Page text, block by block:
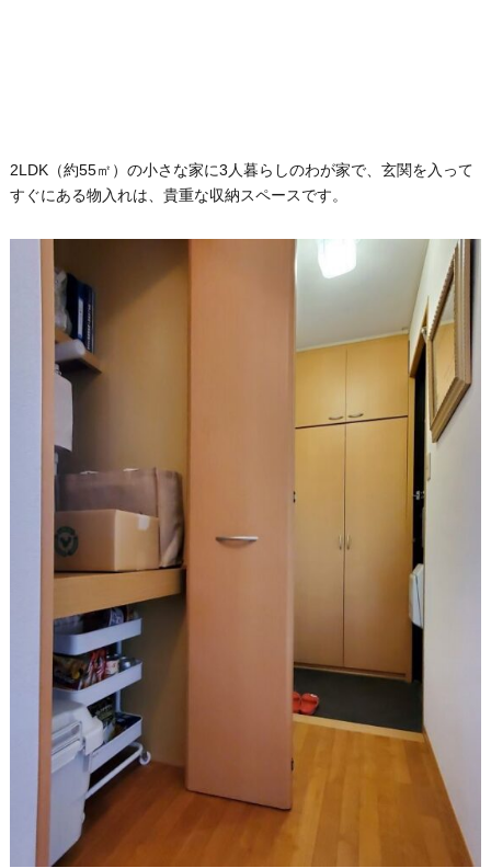
2LDK（約55㎡）の小さな家に3人暮らしのわが家で、玄関を入って
すぐにある物入れは、貴重な収納スペースです。